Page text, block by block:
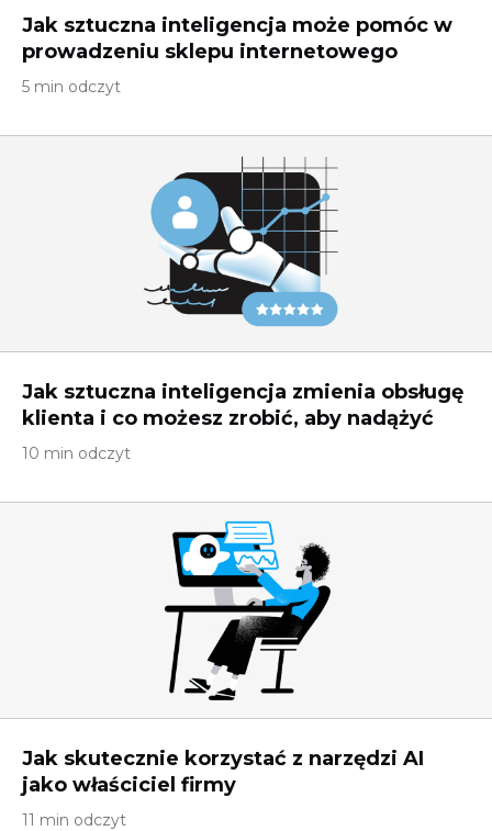
Jak sztuczna inteligencja może pomóc w
prowadzeniu sklepu internetowego
5 min odczyt
Jak sztuczna inteligencja zmienia obsługę
klienta i co możesz zrobić, aby nadążyć
10 min odczyt
Jak skutecznie korzystać z narzędzi AI
jako właściciel firmy
11 min odczyt